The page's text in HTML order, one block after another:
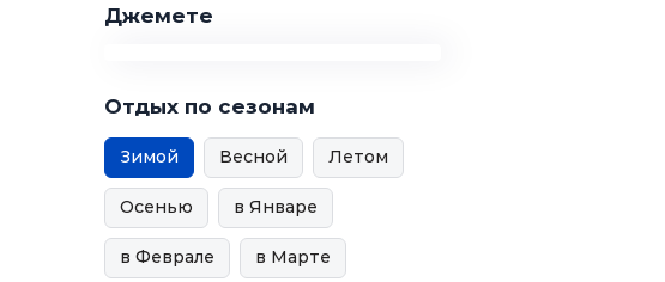
Джемете
Отдых по сезонам
Зимой Весной Летом
Осенью в Январе
в Феврале в Марте